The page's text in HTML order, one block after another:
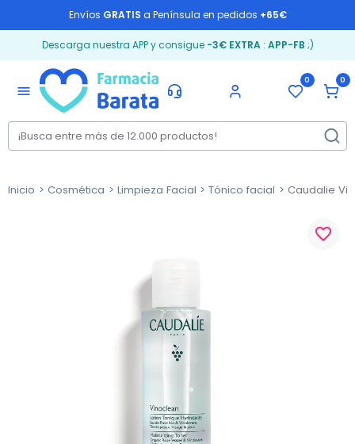
Envíos GRATIS a Península en pedidos +65€
Descarga nuestra APP y consigue -3€ EXTRA: APP-FB ;)
menu
0 0
Inicio Cosmética Limpieza Facial Tónico facial Caudalie
favorite_border